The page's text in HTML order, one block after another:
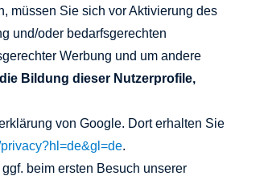
müssen Sie sich vor Aktivierung des
und/oder bedarfsgerechten
Werbung und um andere
Bildung dieser Nutzerprofile,
von Google. Dort erhalten Sie
.
beim ersten Besuch unserer